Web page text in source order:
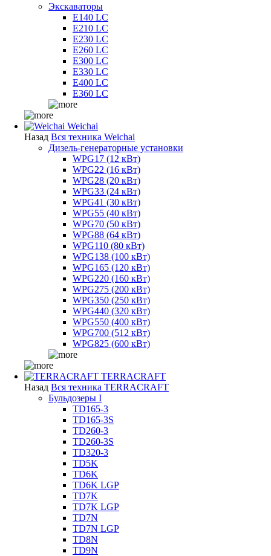
Экскаваторы
E140 LC
E210 LC
E230 LC
E260 LC
E300 LC
E330 LC
E400 LC
E360 LC
Weichai
Назад Вся техника Weichai
Дизель-генераторные установки
WPG17 (12 кВт)
WPG22 (16 кВт)
WPG28 (20 кВт)
WPG33 (24 кВт)
WPG41 (30 кВт)
WPG55 (40 кВт)
WPG70 (50 кВт)
WPG88 (64 кВт)
WPG110 (80 кВт)
WPG138 (100 кВт)
WPG165 (120 кВт)
WPG220 (160 кВт)
WPG275 (200 кВт)
WPG350 (250 кВт)
WPG440 (320 кВт)
WPG550 (400 кВт)
WPG700 (512 кВт)
WPG825 (600 кВт)
TERRACRAFT
Назад Вся техника TERRACRAFT
Бульдозеры I
TD165-3
TD165-3S
TD260-3
TD260-3S
TD320-3
TD5K
TD6K
TD6K LGP
TD7K
TD7K LGP
TD7N
TD7N LGP
TD8N
TD9N